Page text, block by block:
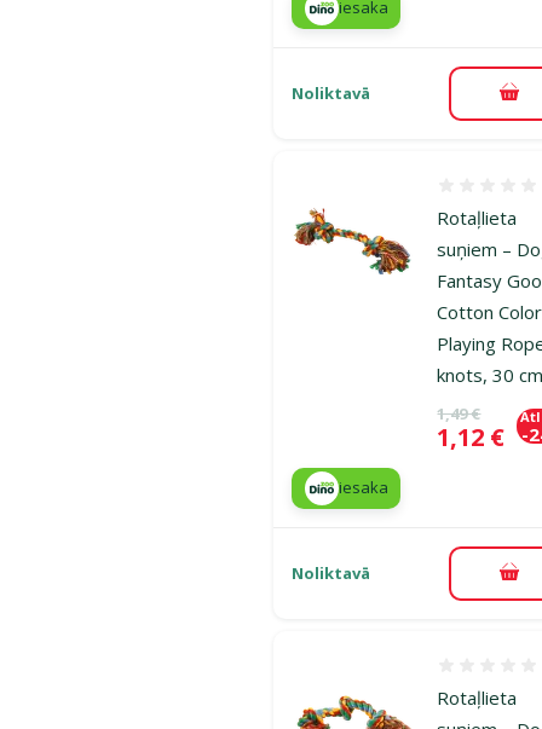
iesaka
Noliktavā
Rotaļlieta
suņiem –
Fantasy
Cotton
Playing
knots, 30
Oriģinālā
1,49 €
Cena
1,12 € -
iesaka
Noliktavā
Rotaļlieta